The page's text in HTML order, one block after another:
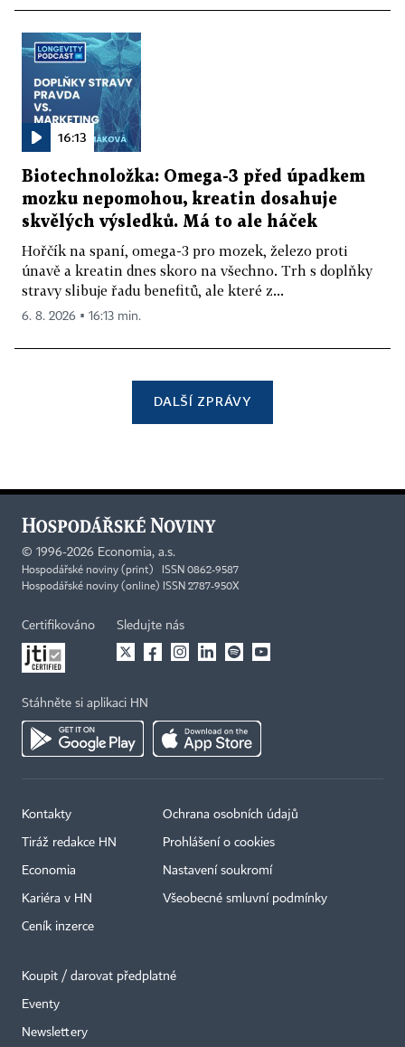
16:13
Biotechnoložka: Omega-3 před úpadkem
mozku nepomohou, kreatin dosahuje
skvělých výsledků. Má to ale háček
Hořčík na spaní, omega-3 pro mozek, železo proti
únavě a kreatin dnes skoro na všechno. Trh s doplňky
stravy slibuje řadu benefitů, ale které z...
6. 8. 2026 ▪ 16:13 min.
DALŠÍ ZPRÁVY
© 1996-2026 Economia, a.s.
Hospodářské noviny (print) ISSN 0862-9587
Hospodářské noviny (online) ISSN 2787-950X
Certifikováno Sledujte nás
Stáhněte si aplikaci HN
Kontakty
Tiráž redakce HN
Economia
Kariéra v HN
Ceník inzerce
Ochrana osobních údajů
Prohlášení o cookies
Nastavení soukromí
Všeobecné smluvní podmínky
Koupit / darovat předplatné
Eventy
Newslettery